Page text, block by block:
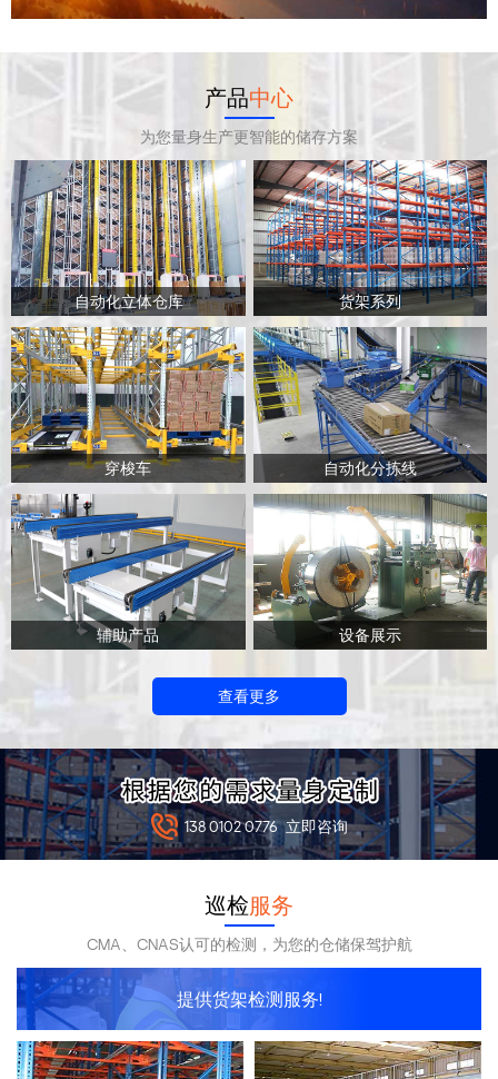
产品中心
为您量身生产更智能的储存方案
自动化立体仓库 货架系列
穿梭车 自动化分拣线
辅助产品 设备展示
查看更多
138 0102 0776 立即咨询
巡检服务
CMA、CNAS认可的检测，为您的仓储保驾护航
提供货架检测服务!